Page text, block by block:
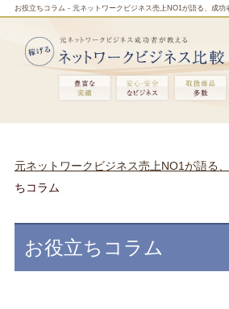
お役立ちコラム - 元ネットワークビジネス売上NO1が語る、成功
元ネットワークビジネス売上NO1が語る
ちコラム
お役立ちコラム